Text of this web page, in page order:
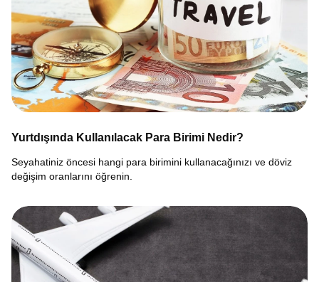
Yurtdışında Kullanılacak Para Birimi Nedir?
Seyahatiniz öncesi hangi para birimini kullanacağınızı ve döviz
değişim oranlarını öğrenin.